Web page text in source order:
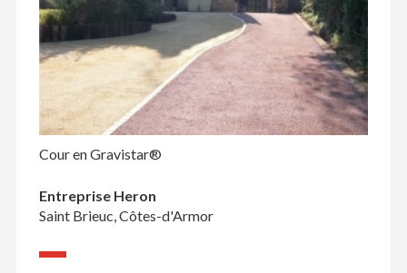
Cour en Gravistar®
Entreprise Heron
Saint Brieuc, Côtes-d'Armor